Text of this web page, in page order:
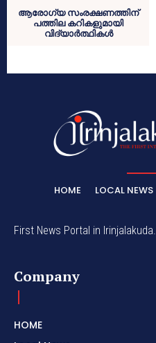
ആരോഗ്യ സംരക്ഷണത്തിന്
പത്തില കറികളുമായി
വിദ്യാര്‍ത്ഥികള്‍
HOME LOCAL NEWS
First News Portal in Irinjalakuda.
Company
HOME